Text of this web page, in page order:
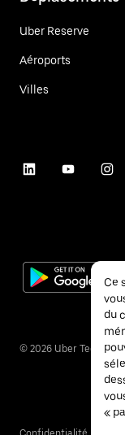
Uber Reserve
Aéroports
Villes
© 2026 Uber
Ce
du
«